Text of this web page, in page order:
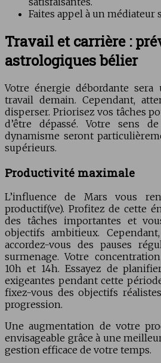
Faites appel à un médiateur
Travail et carrière :
astrologiques bélier
Votre énergie débordante
travail demain. Cependant,
disperser. Priorisez vos tâches
d’être dépassé. Votre sens
dynamisme seront
supérieurs.
Productivité maximale
L’influence de Mars vous
productif(ve). Profitez de cette
des tâches importantes et
objectifs ambitieux.
accordez-vous des pauses
surmenage. Votre
10h et 14h. Essayez de
exigeantes pendant cette
fixez-vous des objectifs
progression.
Une augmentation de votre
envisageable grâce à une
gestion efficace de votre temps.